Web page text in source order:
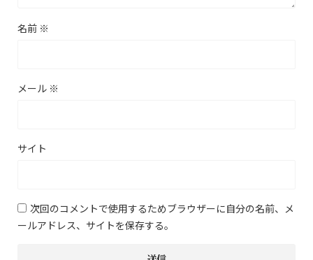
名前 ※
メール ※
サイト
次回のコメントで使用するためブラウザーに自分の名前、メ
ールアドレス、サイトを保存する。